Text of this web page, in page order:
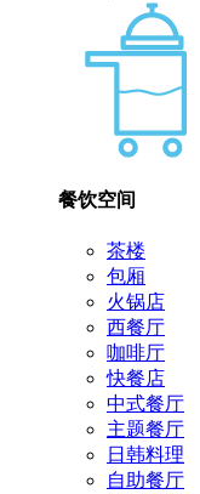
餐饮空间
茶楼
包厢
火锅店
西餐厅
咖啡厅
快餐店
中式餐厅
主题餐厅
日韩料理
自助餐厅